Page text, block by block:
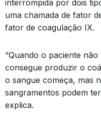
interrompida por dois
uma chamada de fator
fator de coagulação IX.
“Quando o paciente
consegue produzir o
o sangue começa, mas
sangramentos podem
explica.